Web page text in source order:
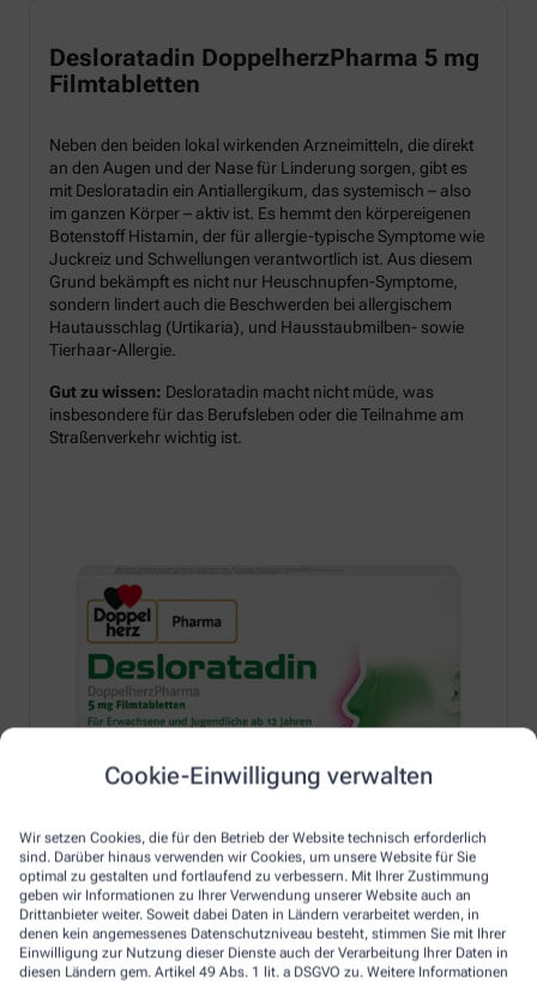
Cookie-Einwilligung verwalten
Wir setzen Cookies, die für den Betrieb der Website technisch erforderlich
sind. Darüber hinaus verwenden wir Cookies, um unsere Website für Sie
optimal zu gestalten und fortlaufend zu verbessern. Mit Ihrer Zustimmung
geben wir Informationen zu Ihrer Verwendung unserer Website auch an
Drittanbieter weiter. Soweit dabei Daten in Ländern verarbeitet werden, in
denen kein angemessenes Datenschutzniveau besteht, stimmen Sie mit Ihrer
Einwilligung zur Nutzung dieser Dienste auch der Verarbeitung Ihrer Daten in
diesen Ländern gem. Artikel 49 Abs. 1 lit. a DSGVO zu. Weitere Informationen
Desloratadin DoppelherzPharma 5 mg
Filmtabletten
Neben den beiden lokal wirkenden Arzneimitteln, die direkt
an den Augen und der Nase für Linderung sorgen, gibt es
mit Desloratadin ein Antiallergikum, das systemisch – also
im ganzen Körper – aktiv ist. Es hemmt den körpereigenen
Botenstoff Histamin, der für allergie-typische Symptome wie
Juckreiz und Schwellungen verantwortlich ist. Aus diesem
Grund bekämpft es nicht nur Heuschnupfen-Symptome,
sondern lindert auch die Beschwerden bei allergischem
Hautausschlag (Urtikaria), und Hausstaubmilben- sowie
Tierhaar-Allergie.
Gut zu wissen: Desloratadin macht nicht müde, was
insbesondere für das Berufsleben oder die Teilnahme am
Straßenverkehr wichtig ist.
Erfahren Sie mehr unter: